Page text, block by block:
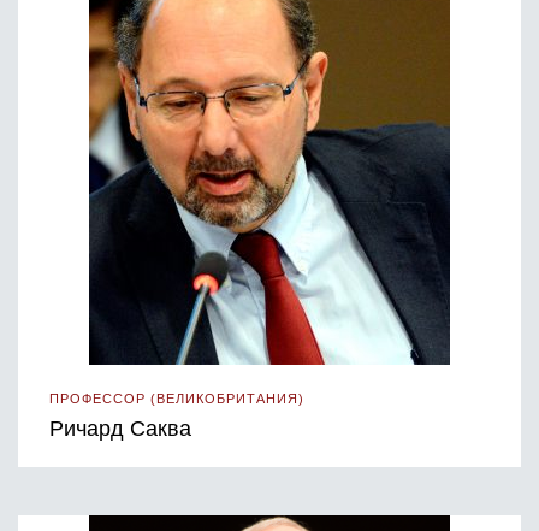
ПРОФЕССОР (ВЕЛИКОБРИТАНИЯ)
Ричард Саква